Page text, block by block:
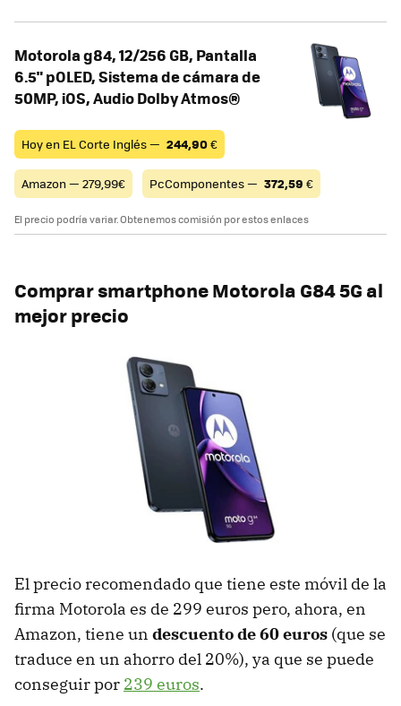
Motorola g84, 12/256 GB, Pantalla
6.5" pOLED, Sistema de cámara de
50MP, iOS, Audio Dolby Atmos®
Hoy en EL Corte Inglés — 244,90€
Amazon — 279,99€ PcComponentes — 372,59 €
El precio podría variar. Obtenemos comisión por estos enlaces
Comprar smartphone Motorola G84 5G al
mejor precio
El precio recomendado que tiene este móvil de la
firma Motorola es de 299 euros pero, ahora, en
Amazon, tiene un descuento de 60 euros (que se
traduce en un ahorro del 20%), ya que se puede
conseguir por 239 euros.